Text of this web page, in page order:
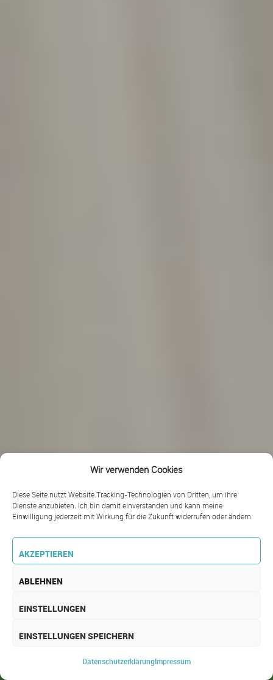
Wir verwenden Cookies
Diese Seite nutzt Website Tracking-Technologien von Dritten, um ihre
Dienste anzubieten. Ich bin damit einverstanden und kann meine
Einwilligung jederzeit mit Wirkung für die Zukunft widerrufen oder ändern.
AKZEPTIEREN
ABLEHNEN
EINSTELLUNGEN
EINSTELLUNGEN SPEICHERN
Datenschutz­erklärungImpressum